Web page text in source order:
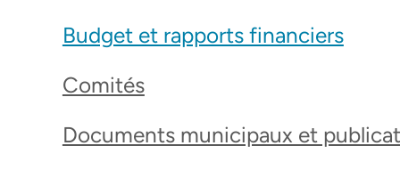
Budget et rapports financiers
Comités
Documents municipaux et